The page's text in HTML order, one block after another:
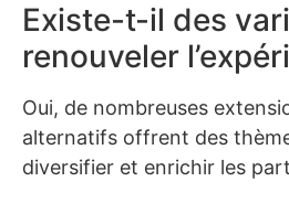
Existe-t-il des
renouveler
Oui, de nombreuses
alternatifs offrent des
diversifier et enrichir les